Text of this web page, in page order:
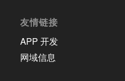
友情链接
APP 开发
网域信息